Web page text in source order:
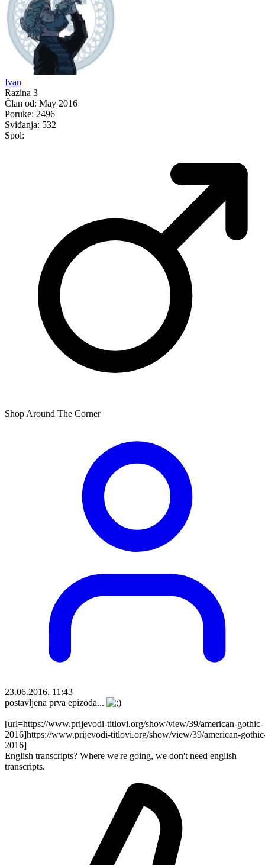
Ivan
Razina 3
Član od: May 2016
Poruke: 2496
Sviđanja: 532
Spol:
Shop Around The Corner
23.06.2016. 11:43
postavljena prva epizoda...
[url=https://www.prijevodi-titlovi.org/show/view/39/american-gothic-
2016]https://www.prijevodi-titlovi.org/show/view/39/american-
2016]
English transcripts? Where we're going, we don't need english
transcripts.